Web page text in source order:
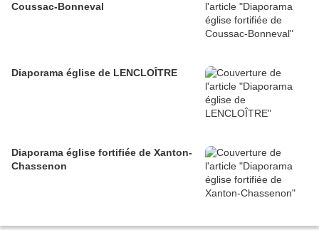
Coussac-Bonneval
Diaporama église de LENCLOÎTRE
Diaporama église fortifiée de Xanton-
Chassenon